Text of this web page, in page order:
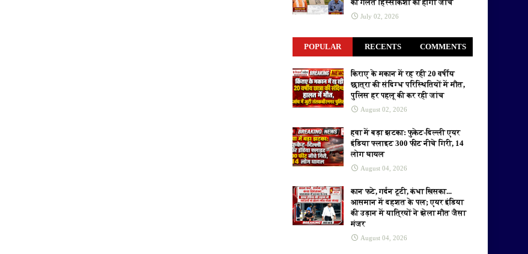
की गलत हिस्साकशी की होगी जांच
July 02, 2026
POPULAR RECENTS COMMENTS
किराए के मकान में रह रही 20 वर्षीय
छात्रा की संदिग्ध परिस्थितियों में मौत,
पुलिस हर पहलू की कर रही जांच
August 02, 2026
हवा में बड़ा झटका: फुकेट-दिल्ली एयर
इंडिया फ्लाइट 300 फीट नीचे गिरी, 14
लोग घायल
August 04, 2026
कान फटे, गर्दन टूटी, कंधा खिसका...
आसमान में दहशत के पल; एयर इंडिया
की उड़ान में यात्रियों ने झेला मौत जैसा
मंजर
August 04, 2026